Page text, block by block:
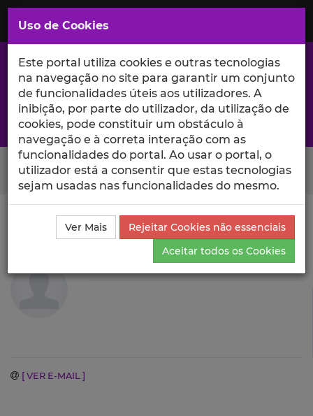
Saltar
para
Conteúdo
Principal
A excelência da investigação e ciência no Iscte
Search Button
Ciência_Iscte Autores
Marta Ferreira Martins
Produções Científicas e Citações
Marta Ferreira Martins
[ VER E-MAIL ]
Uso de Cookies
Este portal utiliza cookies e outras tecnologias
na navegação no site para garantir um conjunto
de funcionalidades úteis aos utilizadores. A
inibição, por parte do utilizador, da utilização de
cookies, pode constituir um obstáculo à
navegação e à correta interação com as
funcionalidades do portal. Ao usar o portal, o
utilizador está a consentir que estas tecnologias
sejam usadas nas funcionalidades do mesmo.
Ver Mais
Rejeitar Cookies não essenciais
Aceitar todos os Cookies